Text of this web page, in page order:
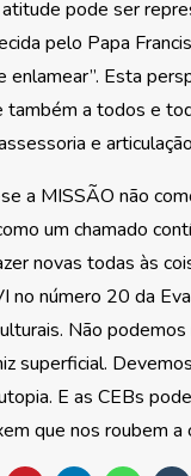
pode ser
pelo Papa
enlamear”. Esta
também a todos e
e
a MISSÃO não
um chamado
novas todas às
no número 20 da
Não
superficial.
E as CEBs
que nos roubem a